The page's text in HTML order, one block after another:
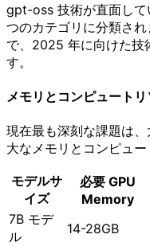
gpt-oss 技術が直面して
つのカテゴリに分類さ
で、2025 年に向けた技
す。
メモリとコンピュート
現在最も深刻な課題は
大なメモリとコンピュー
モデルサ
イズ
必要 GPU
Memory
7B モデ
ル
14-28GB